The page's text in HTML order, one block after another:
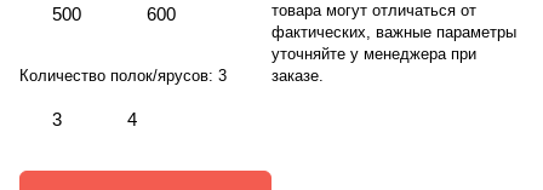
500 600
Количество полок/ярусов: 3
3 4
товара могут отличаться от
фактических, важные параметры
уточняйте у менеджера при
заказе.